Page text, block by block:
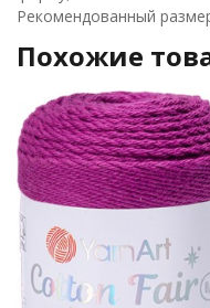
Рекомендованный
Похожие